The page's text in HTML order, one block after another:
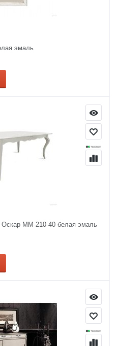
эмаль
Оскар ММ-210-40 белая эмаль